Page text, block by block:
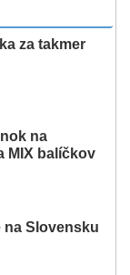
za takmer
na
MIX balíčkov
na Slovensku